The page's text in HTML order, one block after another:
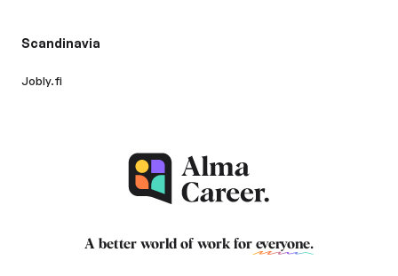
Scandinavia
Jobly.fi
A better world of work for everyone.